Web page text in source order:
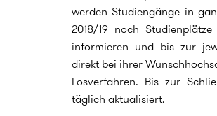
werden Studiengänge in
2018/19 noch
informieren und bis zur
direkt bei ihrer
Losverfahren. Bis zur
täglich aktualisiert.